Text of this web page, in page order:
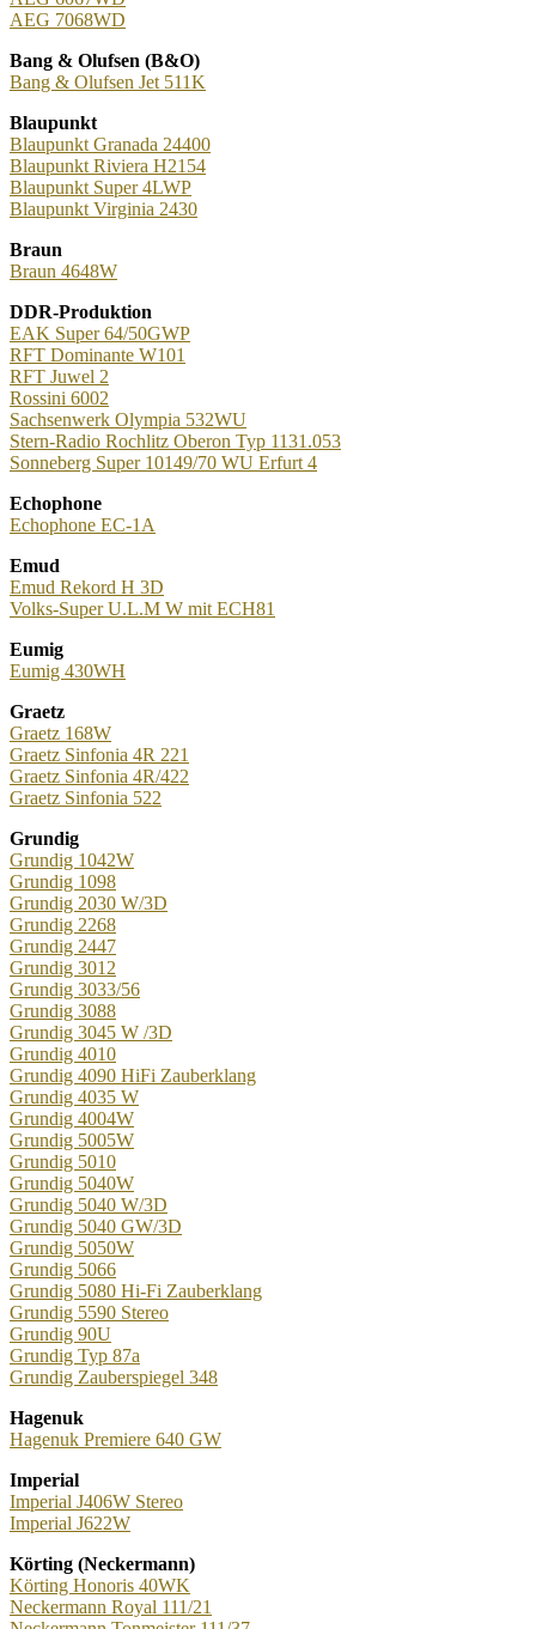
AEG 7068WD
Bang & Olufsen (B&O)
Bang & Olufsen Jet 511K
Blaupunkt
Blaupunkt Granada 24400
Blaupunkt Riviera H2154
Blaupunkt Super 4LWP
Blaupunkt Virginia 2430
Braun
Braun 4648W
DDR-Produktion
EAK Super 64/50GWP
RFT Dominante W101
RFT Juwel 2
Rossini 6002
Sachsenwerk Olympia 532WU
Stern-Radio Rochlitz Oberon Typ 1131.053
Sonneberg Super 10149/70 WU Erfurt 4
Echophone
Echophone EC-1A
Emud
Emud Rekord H 3D
Volks-Super U.L.M W mit ECH81
Eumig
Eumig 430WH
Graetz
Graetz 168W
Graetz Sinfonia 4R 221
Graetz Sinfonia 4R/422
Graetz Sinfonia 522
Grundig
Grundig 1042W
Grundig 1098
Grundig 2030 W/3D
Grundig 2268
Grundig 2447
Grundig 3012
Grundig 3033/56
Grundig 3088
Grundig 3045 W /3D
Grundig 4010
Grundig 4090 HiFi Zauberklang
Grundig 4035 W
Grundig 4004W
Grundig 5005W
Grundig 5010
Grundig 5040W
Grundig 5040 W/3D
Grundig 5040 GW/3D
Grundig 5050W
Grundig 5066
Grundig 5080 Hi-Fi Zauberklang
Grundig 5590 Stereo
Grundig 90U
Grundig Typ 87a
Grundig Zauberspiegel 348
Hagenuk
Hagenuk Premiere 640 GW
Imperial
Imperial J406W Stereo
Imperial J622W
Körting (Neckermann)
Körting Honoris 40WK
Neckermann Royal 111/21